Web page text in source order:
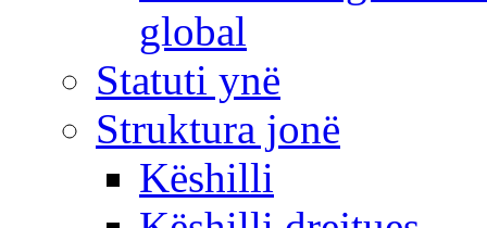
global
Statuti ynë
Struktura jonë
Këshilli